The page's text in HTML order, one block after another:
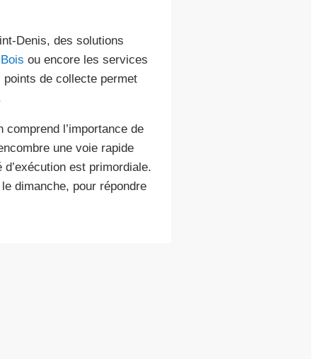
Denis, des solutions
ou encore les services
de collecte permet
comprend l’importance de
une voie rapide
est primordiale.
dimanche, pour répondre